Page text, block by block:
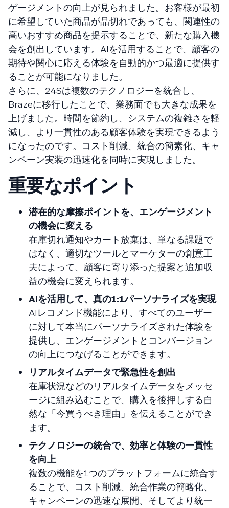
ゲージメントの向上が見られました。お客様が最初
に希望していた商品が品切れであっても、関連性の
高いおすすめ商品を提示することで、新たな購入機
会を創出しています。AIを活用することで、顧客の
期待や関心に応える体験を自動的かつ最適に提供す
ることが可能になりました。
さらに、24Sは複数のテクノロジーを統合し、
Brazeに移行したことで、業務面でも大きな成果を
上げました。時間を節約し、システムの複雑さを軽
減し、より一貫性のある顧客体験を実現できるよう
になったのです。コスト削減、統合の簡素化、キャ
ンペーン実装の迅速化を同時に実現しました。
重要なポイント
潜在的な摩擦ポイントを、エンゲージメント
の機会に変える
在庫切れ通知やカート放棄は、単なる課題で
はなく、適切なツールとマーケターの創意工
夫によって、顧客に寄り添った提案と追加収
益の機会に変えられます。
AIを活用して、真の1:1パーソナライズを実現
AIレコメンド機能により、すべてのユーザー
に対して本当にパーソナライズされた体験を
提供し、エンゲージメントとコンバージョン
の向上につなげることができます。
リアルタイムデータで緊急性を創出
在庫状況などのリアルタイムデータをメッセ
ージに組み込むことで、購入を後押しする自
然な「今買うべき理由」を伝えることができ
ます。
テクノロジーの統合で、効率と体験の一貫性
を向上
複数の機能を1つのプラットフォームに統合す
ることで、コスト削減、統合作業の簡略化、
キャンペーンの迅速な展開、そしてより統一